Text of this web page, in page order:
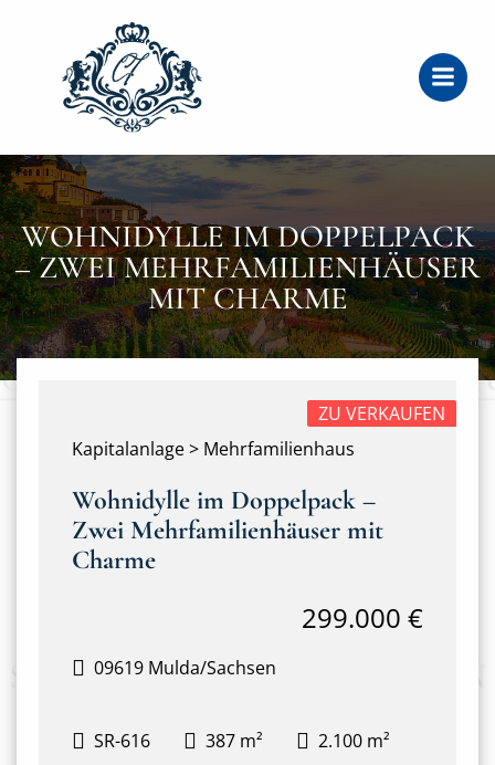
WOHNIDYLLE IM DOPPELPACK
– ZWEI MEHRFAMILIENHÄUSER
MIT CHARME
Kapitalanlage > Mehrfamilienhaus
ZU VERKAUFEN
Wohnidylle im Doppelpack –
Zwei Mehrfamilienhäuser mit
Charme
09619 Mulda/Sachsen
299.000 €
SR-616 387 m² 2.100 m²